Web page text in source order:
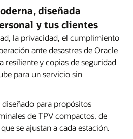
diseñada
y tus clientes
la privacidad, el cumplimiento
ante desastres de Oracle
resiliente y copias de seguridad
para un servicio sin
para propósitos
de TPV compactos, de
se ajustan a cada estación.